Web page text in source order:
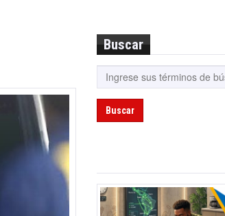
Buscar
Buscar